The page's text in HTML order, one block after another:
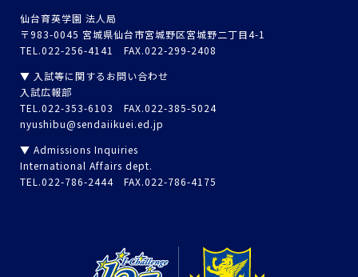
仙台育英学園 法人局
〒983-0045 宮城県仙台市宮城野区宮城野二丁目4-1
TEL.022-256-4141 FAX.022-299-2408
▼ 入試等に関するお問い合わせ
入試広報部
TEL.022-353-6103 FAX.022-385-5024
nyushibu@sendaiikuei.ed.jp
▼ Admissions Inquiries
International Affairs dept.
TEL.022-786-2444 FAX.022-786-4175